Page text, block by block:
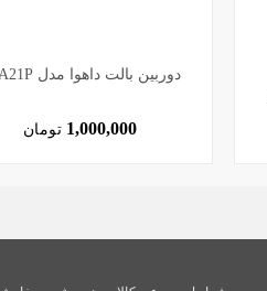
دوربین بالت داهوا مدل B1A21P
1,000,000 تومان